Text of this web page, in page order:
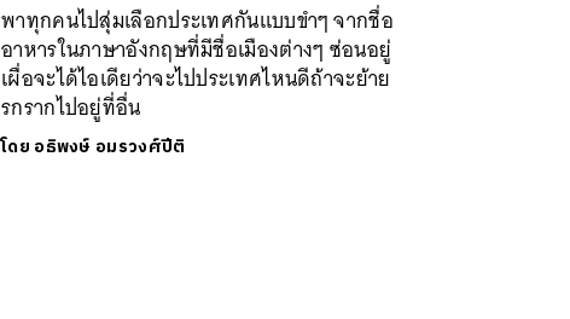
พาทุกคนไปสุ่มเลือกประเทศกันแบบขำๆ จากชื่อ
อาหารในภาษาอังกฤษที่มีชื่อเมืองต่างๆ ซ่อนอยู่
เผื่อจะได้ไอเดียว่าจะไปประเทศไหนดีถ้าจะย้าย
รกรากไปอยู่ที่อื่น
โดย อธิพงษ์ อมรวงศ์ปีติ